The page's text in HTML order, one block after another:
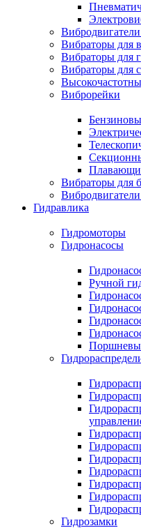
Вибраторы для
Вибраторы для
Вибраторы для
Виброрейки
Вибраторы для
Гидравлика
Гидромоторы
Гидронасосы
Ручной
Гидрозамки